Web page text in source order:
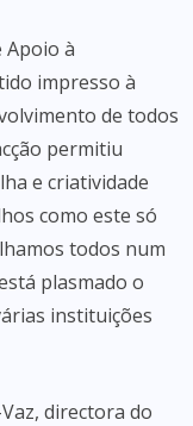
Apoio à
impresso à
de todos
permitiu
e criatividade
como este só
todos num
plasmado o
instituições
directora do